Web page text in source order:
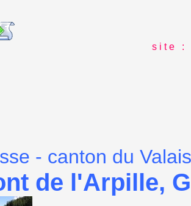
s i t e : i
- canton du Valais
de l'Arpille,